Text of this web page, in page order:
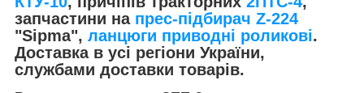
запчастини на прес-підбирач Z-224
"Sipma", ланцюги приводні роликові.
Доставка в усі регіони України,
службами доставки товарів.